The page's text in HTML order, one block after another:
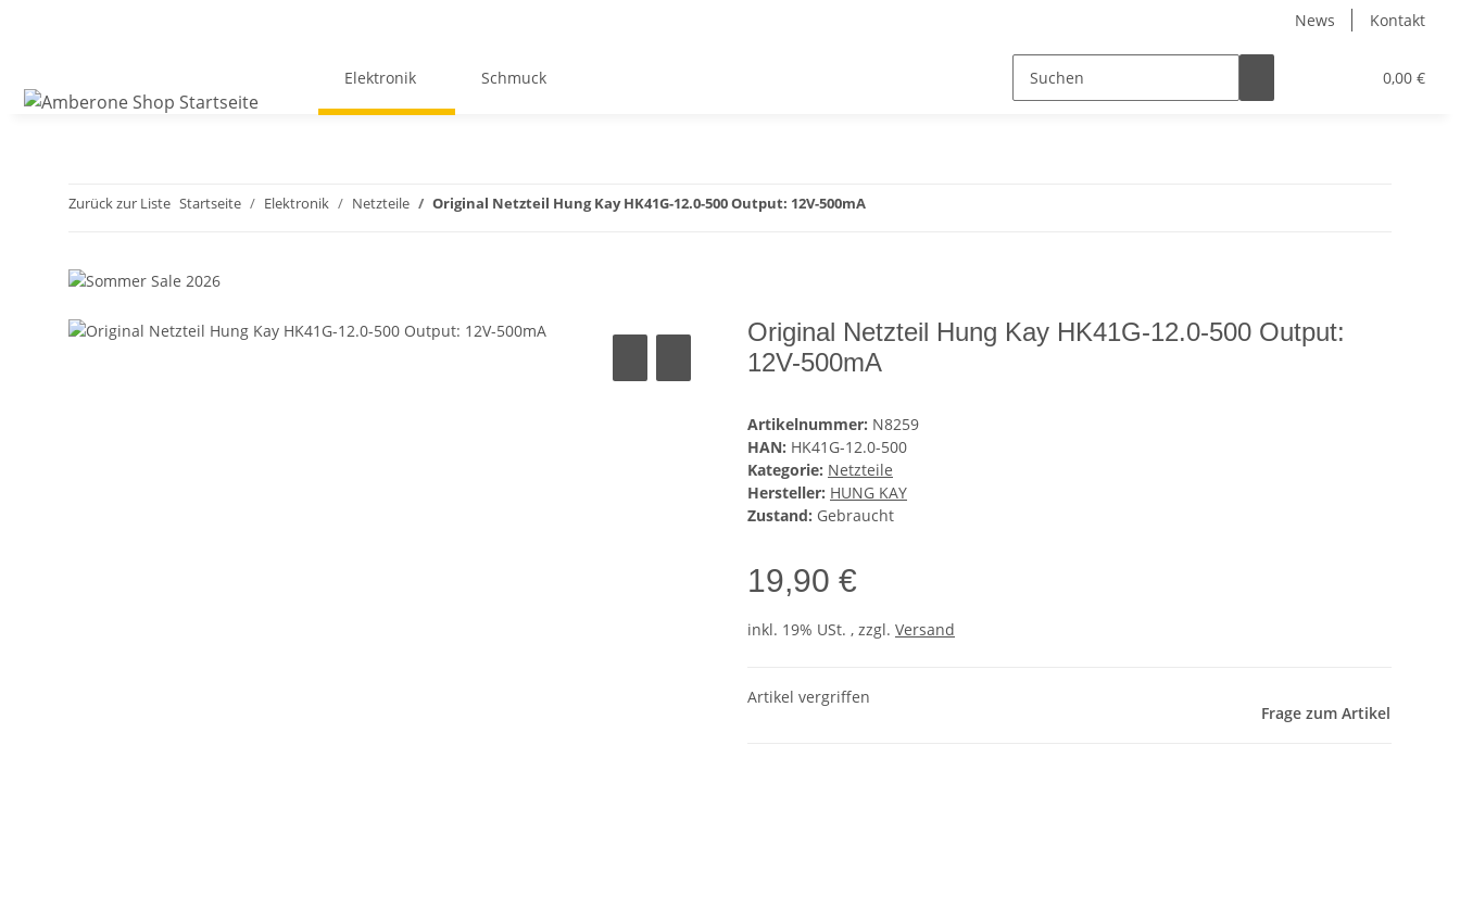
News Kontakt
0,00 €
Elektronik Schmuck
Zurück zur Liste Startseite Elektronik Netzteile Original Netzteil Hung Kay HK41G-12.0-500 Output: 12V-500mA
Original Netzteil Hung Kay HK41G-12.0-500 Output:
12V-500mA
Artikelnummer: N8259
HAN: HK41G-12.0-500
Kategorie: Netzteile
Hersteller: HUNG KAY
Zustand: Gebraucht
19,90 €
inkl. 19% USt. , zzgl. Versand
Artikel vergriffen
Frage zum Artikel